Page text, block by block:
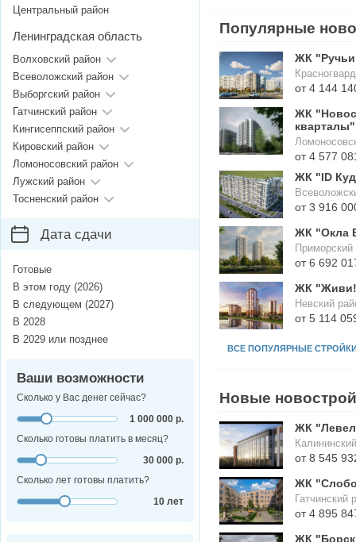
Популярные
ЖК
от 4 144
ЖК
кварталы"
от 4 577
ЖК "ID
от 3 916
ЖК "Окла
от 6 692
ЖК
Невский
от 5 114
ВСЕ ПОПУЛЯРНЫЕ
Новые
ЖК
от 8 545
ЖК
Гатчинский
от 4 895
ЖК
Центральный район
Ленинградская область
Волховский район
Всеволожский район
Выборгский район
Гатчинский район
Кингисеппский район
Кировский район
Ломоносовский район
Лужский район
Тосненский район
Дата сдачи
Готовые
В этом году (2026)
В следующем (2027)
В 2028
В 2029 или позднее
Ваши возможности
Сколько у Вас денег сейчас?
1 000 000 р.
Сколько готовы платить в месяц?
30 000 р.
Сколько лет готовы платить?
10 лет